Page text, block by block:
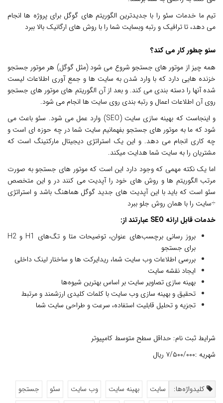
تیم ما خدمات سئو را با جدیدترین الگوریتم های گوگل برای پروژه ها انجام
می دهد، تا ترافیک و رتبه وبسایت شما را با روش های ارگانیک بالا ببرد
سئو چطور کار می کند؟
همه چیز از موتور های جستجو شروع می شود (مثل گوگل) هر موتور جستجو
خزنده هایی دارد که با وارد شدن به سایت ها و جمع آوری اطلاعات لیست
شده آنها را دسته بندی می کند. و بعد از آن الگوریتم های موتور های جستجو
روی آن اطلاعات اعمال و رتبه بندی روی سایت ها انجام می شود.
و اینجاست که بهینه سازی سایت (SEO) وارد عمل می شود.
سئو باعث می
شود که ما به موتور های جستجو بفهمانیم سایت شما در چه حوزه ای است و
چه کاری انجام می دهد. و این یک استراتژی دیجیتال مارکتینگ است که
مشتریان را به سایت شما هدایت میکند.
اما یک نکته مهمی که وجود دارد این است که موتور های جستجو به صورت
مرتب الگوریتم ها و روش های خود را آپدیت می کنند در و این متخصص
سئو است که باید با این آپدیت های جدید گوگل هماهنگ باشد و استراتژی
÷سایت را با همان روش جلو ببرد
خدمات قابل ارائه SEO عبارتند از:
بروز رسانی برچسب‌های عنوان، توضیحات متا و تگ‌های H1 و H2
برای جستجو
بررسی اطلاعات وب سایت شما، ریدایرکت ها و ساختار لینک داخلی
ایجاد نقشه سایت
بهینه سازی تصاویر سایت بر اساس بهترین شیوه‌ها
تحقیق و بهینه سازی وب سایت با کلمات کلیدی ارزشمند و مرتبط
تجزیه و تحلیل قابلیت استفاده، سرعت و طراحی سایت شما
شرایط ثبت نام: حداقل سطح متوسط کامپیوتر
شهریه :۰۰۰/‏۵۰۰/‏۷‬ ریال
کلیدواژه‌ها: سایت بهینه سایت وب سایت سئو
جستجو